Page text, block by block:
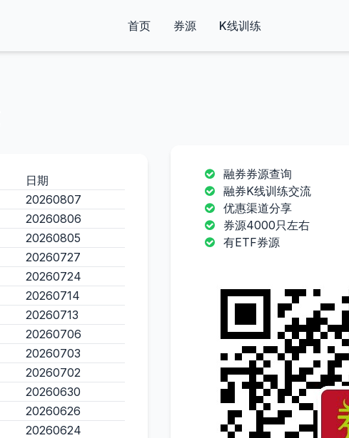
首页 券源 K线训练
日期
20260807
20260806
20260805
20260727
20260724
20260714
20260713
20260706
20260703
20260702
20260630
20260626
20260624
融券券源查询
融券K线训练交流
优惠渠道分享
券源4000只左右
有ETF券源